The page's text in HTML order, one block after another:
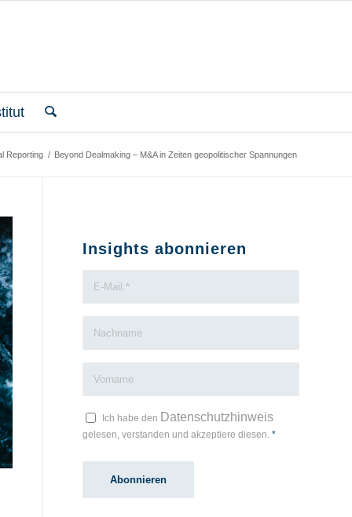
Reporting / Beyond Dealmaking – M&A in Zeiten geopolitischer Spannungen
Insights abonnieren
Ich habe den Datenschutzhinweis
gelesen, verstanden und akzeptiere diesen.*